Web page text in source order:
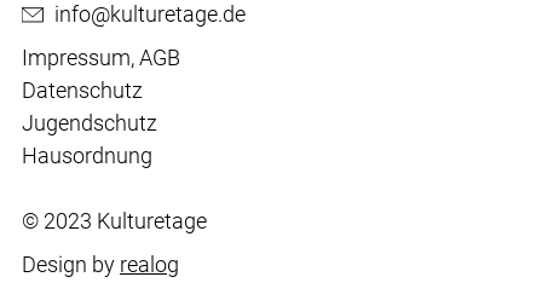
info@kulturetage.de
Impressum,AGB
Datenschutz
Jugendschutz
Hausordnung
© 2023 Kulturetage
Design by realog